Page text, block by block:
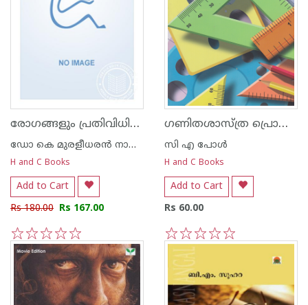
രോഗങ്ങളും പ്രതിവിധികളും
ഡോ കെ മുരളീധരന്‍ നായര്‍ വെള്ളയമ്പലം
H and C Books
Add to Cart
Rs 180.00 Rs 167.00
5
4
3
2
1
ഗണിതശാസ്ത്ര പ്രൊജക്ടുകള്‍
സി എ പോള്‍
H and C Books
Add to Cart
Rs 60.00
5
4
3
2
1